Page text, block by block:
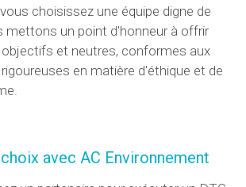
choisissez une équipe digne de
mettons un point d'honneur à offrir
et neutres, conformes aux
en matière d'éthique et de
avec AC Environnement